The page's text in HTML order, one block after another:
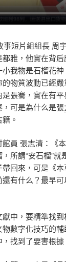
事短片組組長 周
雅，他實在背
我物是石榴花
物質波動已經
張騫，實在有
可是為什么是張
。
員 張志清：《
所謂“安石榴”就
回來，可是《
有什么？最早可
中，要精準找
數字化技巧的
找到了要害根據